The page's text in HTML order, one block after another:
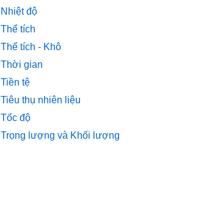
Nhiệt độ
Thể tích
Thể tích - Khô
Thời gian
Tiền tệ
Tiêu thụ nhiên liệu
Tốc độ
Trọng lượng và Khối lượng